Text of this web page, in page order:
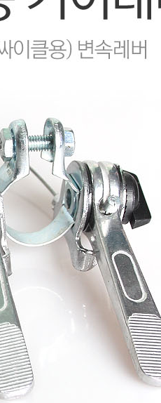
페이코 ID로 페이코 라이